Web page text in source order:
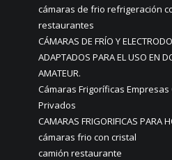
cámaras de frio refrigeración
restaurantes
CÁMARAS DE FRÍO Y
ADAPTADOS PARA EL USO EN
AMATEUR.
Cámaras Frigoríficas
Privados
CAMARAS FRIGORIFICAS PARA
cámaras frio con cristal
camión restaurante